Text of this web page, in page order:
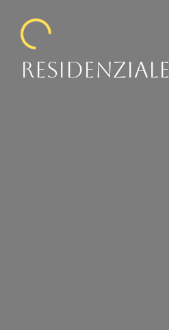
Residenziale